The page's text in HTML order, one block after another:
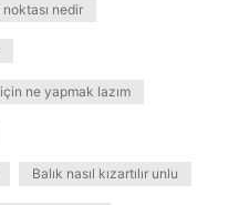
noktası nedir
ne yapmak lazım
Balık nasıl kızartılır unlu